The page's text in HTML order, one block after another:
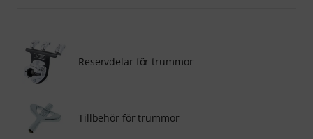
Reservdelar för trummor
Tillbehör för trummor